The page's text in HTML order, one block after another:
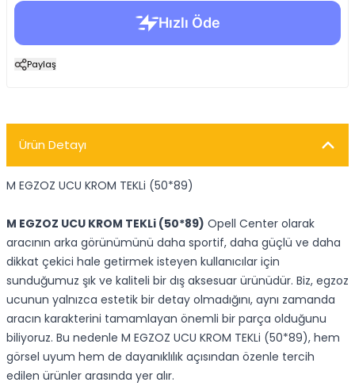
Paylaş
Ürün Detayı
M EGZOZ UCU KROM TEKLi (50*89)
M EGZOZ UCU KROM TEKLi (50*89) Opell Center olarak
aracının arka görünümünü daha sportif, daha güçlü ve daha
dikkat çekici hale getirmek isteyen kullanıcılar için
sunduğumuz şık ve kaliteli bir dış aksesuar ürünüdür. Biz, egzoz
ucunun yalnızca estetik bir detay olmadığını, aynı zamanda
aracın karakterini tamamlayan önemli bir parça olduğunu
biliyoruz. Bu nedenle M EGZOZ UCU KROM TEKLi (50*89), hem
görsel uyum hem de dayanıklılık açısından özenle tercih
edilen ürünler arasında yer alır.